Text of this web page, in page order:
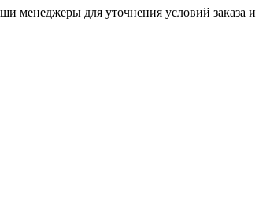
менеджеры для уточнения условий заказа и